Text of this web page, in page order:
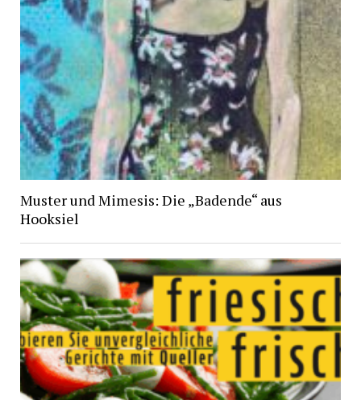
Muster und Mimesis: Die „Badende“ aus
Hooksiel